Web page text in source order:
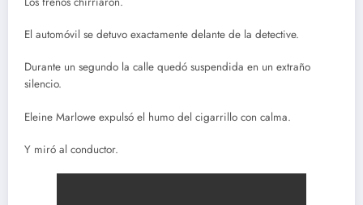
El automóvil se detuvo exactamente delante de la detective.
Durante un segundo la calle quedó suspendida en un extraño
silencio.
Eleine Marlowe expulsó el humo del cigarrillo con calma.
Y miró al conductor.